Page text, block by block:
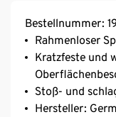
Bestellnummer:
Rahmenloser
Kratzfeste und
Stoß- und
Hersteller: